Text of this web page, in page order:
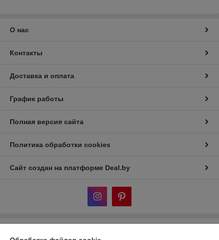
О нас
Контакты
Доставка и оплата
График работы
Полная версия сайта
Политика обработки cookies
Сайт создан на платформе Deal.by